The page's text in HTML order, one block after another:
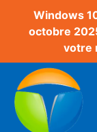
Windows
octobre
votre